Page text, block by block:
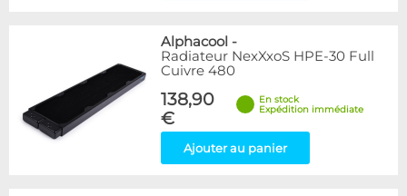
Alphacool -
Radiateur NexXxoS HPE-30 Full
Cuivre 480
138,90
€
En stock
Expédition immédiate
Ajouter au panier